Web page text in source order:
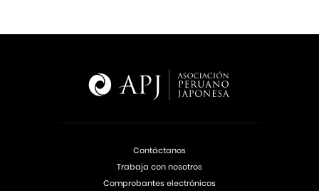
Contáctanos
Trabaja con nosotros
Comprobantes electrónicos